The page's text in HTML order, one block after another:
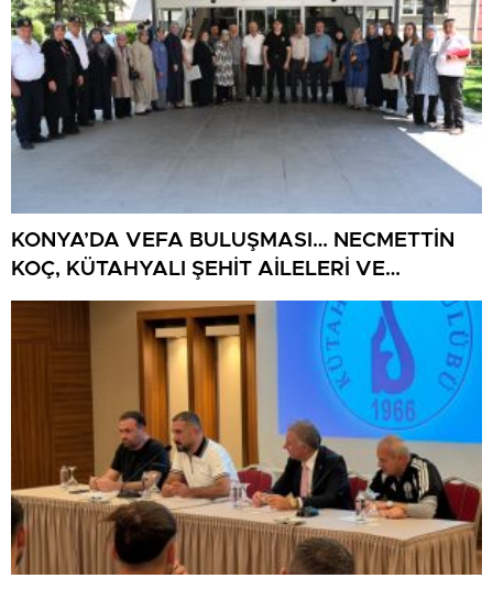
KONYA’DA VEFA BULUŞMASI… NECMETTİN
KOÇ, KÜTAHYALI ŞEHİT AİLELERİ VE
GAZİLERİ AĞIRLADI